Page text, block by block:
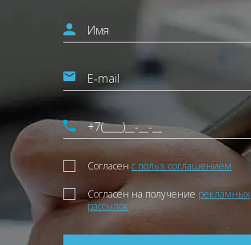
Согласен с польз. соглашением
Согласен на получение рекламных
рассылок